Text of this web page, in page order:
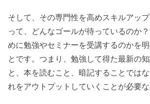
そして、その専門性を高めスキルアッ
って、どんなゴールが待っているのか
めに勉強やセミナーを受講するのかを
とです。つまり、勉強して得た最新の
と、本を読むこと、暗記することでは
れをアウトプットしていくことが必要な